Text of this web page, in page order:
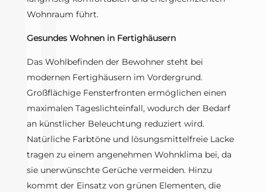
Wohnraum führt.
Gesundes Wohnen in Fertighäusern
Das Wohlbefinden der Bewohner steht bei
modernen Fertighäusern im Vordergrund.
Großflächige Fensterfronten ermöglichen einen
maximalen Tageslichteinfall, wodurch der Bedarf
an künstlicher Beleuchtung reduziert wird.
Natürliche Farbtöne und lösungsmittelfreie Lacke
tragen zu einem angenehmen Wohnklima bei, da
sie unerwünschte Gerüche vermeiden. Hinzu
kommt der Einsatz von grünen Elementen, die